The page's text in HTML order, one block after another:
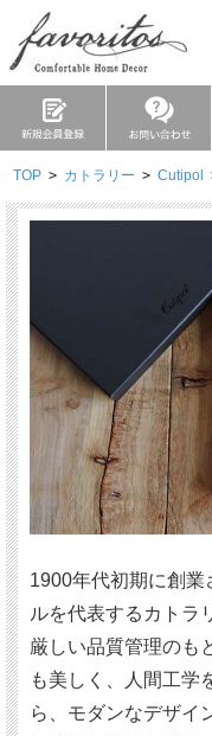
TOP > カトラリー > Cutipol
1900年代初期に創
ルを代表するカトラ
厳しい品質管理のも
も美しく、人間工学
ら、モダンなデザイ